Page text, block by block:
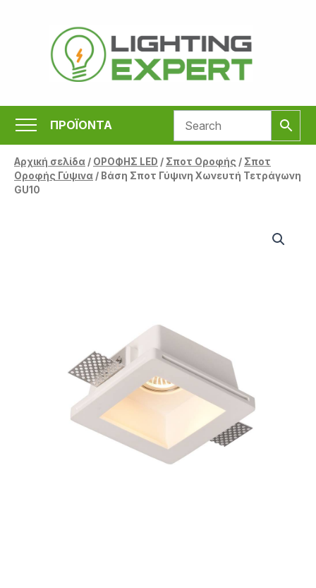
περιεχόμενο
ΠΡΟΪΟΝΤΑ
Αρχική σελίδα/ ΟΡΟΦΗΣ LED / Σποτ Οροφής / Σποτ
Οροφής Γύψινα/ Βάση Σποτ Γύψινη Χωνευτή Τετράγωνη
GU10